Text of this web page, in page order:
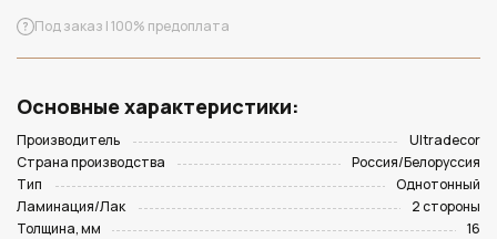
Под заказ | 100% предоплата
Основные характеристики:
Производитель
Ultradecor
Страна производства
Россия/Белоруссия
Тип
Однотонный
Ламинация/Лак
2 стороны
Толщина, мм
16